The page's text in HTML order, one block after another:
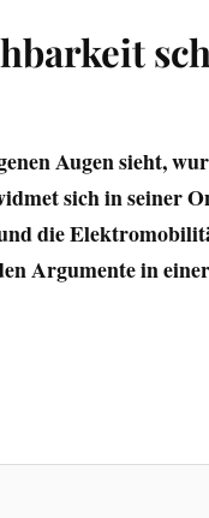
Augen sieht,
sich in seiner
die
Argumente in